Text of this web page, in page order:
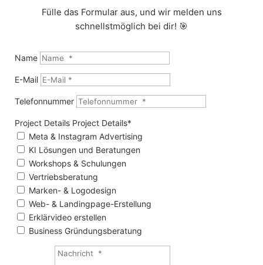
Fülle das Formular aus, und wir melden uns
schnellstmöglich bei dir! 🎯
Name
E-Mail
Telefonnummer
Project Details Project Details
Meta & Instagram Advertising
KI Lösungen und Beratungen
Workshops & Schulungen
Vertriebsberatung
Marken- & Logodesign
Web- & Landingpage-Erstellung
Erklärvideo erstellen
Business Gründungsberatung